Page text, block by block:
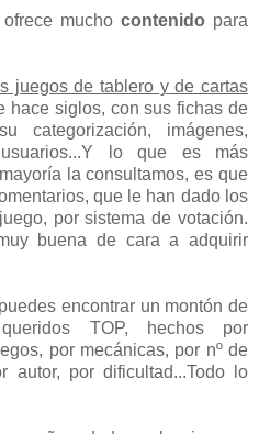
mucho contenido para
juegos de tablero y de cartas
hace siglos, con sus fichas de
categorización, imágenes,
lo que es más
la consultamos, es que
que le han dado los
por sistema de votación.
buena de cara a adquirir
encontrar un montón de
TOP, hechos por
por mecánicas, por nº de
autor, por dificultad...Todo lo